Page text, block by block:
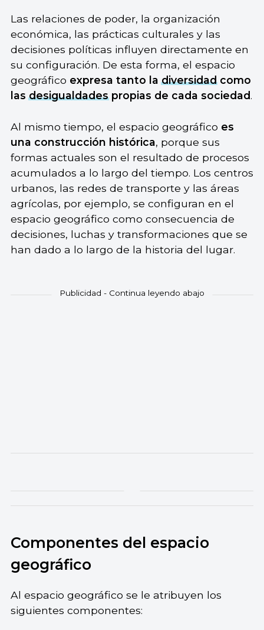
Las relaciones de poder, la organización
económica, las prácticas culturales y las
decisiones políticas influyen directamente en
su configuración. De esta forma, el espacio
geográfico expresa tanto ladiversidadcomo
lasdesigualdadespropias de cada sociedad.
Al mismo tiempo, el espacio geográfico es
una construcción histórica, porque sus
formas actuales son el resultado de procesos
acumulados a lo largo del tiempo. Los centros
urbanos, las redes de transporte y las áreas
agrícolas, por ejemplo, se configuran en el
espacio geográfico como consecuencia de
decisiones, luchas y transformaciones que se
han dado a lo largo de la historia del lugar.
Componentes del espacio
geográfico
Al espacio geográfico se le atribuyen los
siguientes componentes: